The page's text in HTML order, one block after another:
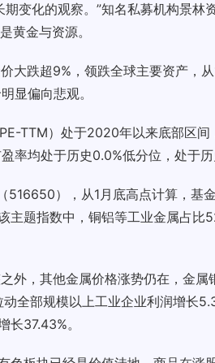
变化的观察。”知名私募机构景林
黄金与资源。
大跌超9%，领跌全球主要资产，
显偏向悲观。
TTM）处于2020年以来底部区
均处于历史0.0%低分位，处于历
），从1月底高点计算，基
题指数中，铜铝等工业金属占比
外，其他金属价格涨势仍在，金属
全部规模以上工业企业利润增长
37.43%。